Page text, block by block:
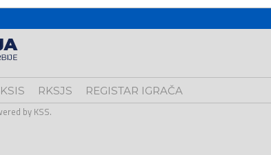
RKSJS REGISTAR IGRAČA
by KSS.